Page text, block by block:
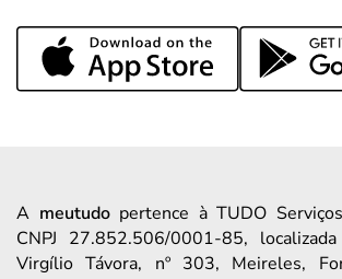
A meutudopertence à TUDO Serviços
CNPJ 27.852.506/0001-85,
Virgílio Távora, nº 303, Meireles,